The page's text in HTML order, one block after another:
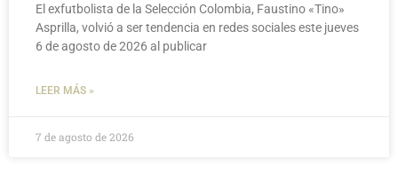
El exfutbolista de la Selección Colombia, Faustino «Tino»
Asprilla, volvió a ser tendencia en redes sociales este jueves
6 de agosto de 2026 al publicar
LEER MÁS »
7 de agosto de 2026